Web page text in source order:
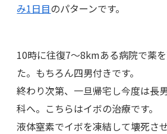
み1日目のパターンです。
10時に往復7～8kmある病院で薬
た。もちろん四男付きです。
終わり次第、一旦帰宅し今度は長
科へ。こちらはイボの治療です。
液体窒素でイボを凍結して壊死さ